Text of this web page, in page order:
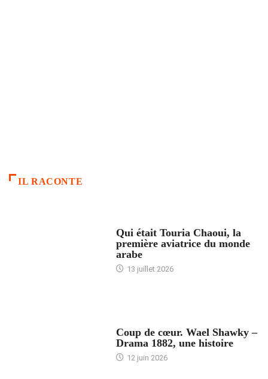
IL RACONTE
Qui était Touria Chaoui, la
première aviatrice du monde
arabe
13 juillet 2026
Coup de cœur. Wael Shawky –
Drama 1882, une histoire
12 juin 2026